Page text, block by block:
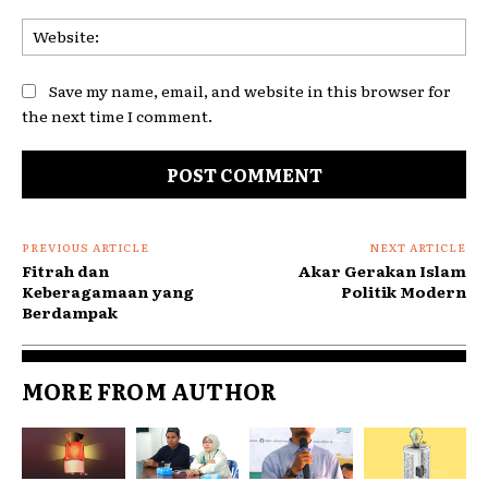
Save my name, email, and website in this browser for
the next time I comment.
PREVIOUS ARTICLE
Fitrah dan
Keberagamaan yang
Berdampak
NEXT ARTICLE
Akar Gerakan Islam
Politik Modern
MORE FROM AUTHOR